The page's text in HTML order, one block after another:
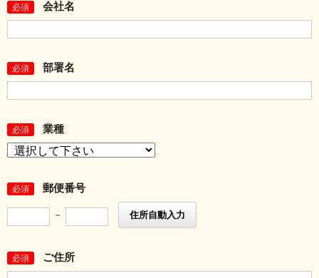
必須 会社名
必須 部署名
必須 業種
必須 郵便番号
－ 住所自動入力
必須 ご住所